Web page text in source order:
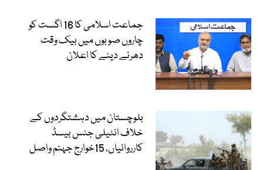
جماعت اسلامی کا 16 اگست کو
چاروں صوبوں میں بیک وقت
دھرنے دینے کا اعلان
بلوچستان میں دہشتگردوں کے
خلاف انٹیلی جنس بیسڈ
کارروائیاں، 15خوارج جہنم واصل